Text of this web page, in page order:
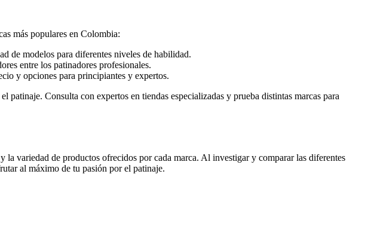
más populares en Colombia:
de modelos para diferentes niveles de habilidad.
entre los patinadores profesionales.
y opciones para principiantes y expertos.
Consulta con expertos en tiendas especializadas y prueba distintas marcas para
variedad de productos ofrecidos por cada marca. Al investigar y comparar las diferentes
al máximo de tu pasión por el patinaje.